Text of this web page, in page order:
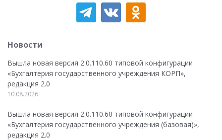
Новости
Вышла новая версия 2.0.110.60 типовой конфигурации
«Бухгалтерия государственного учреждения КОРП»,
редакция 2.0
10.08.2026
Вышла новая версия 2.0.110.60 типовой конфигурации
«Бухгалтерия государственного учреждения (базовая)»,
редакция 2.0